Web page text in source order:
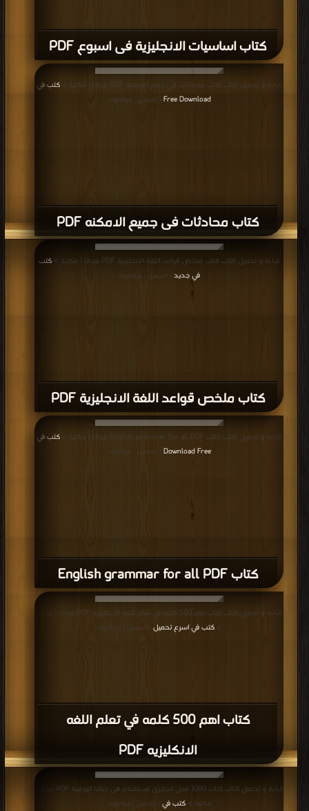
كتاب اساسيات الانجليزية فى اسبوع PDF
كتاب محادثات فى جميع الامكنه PDF
قراءة و تحميل كتاب كتاب محادثات فى جميع الامكنه PDF مجانا | مكتبة >
كتب في
Free Download | التحميل : مرة/مرات
كتاب ملخص قواعد اللغة الانجليزية PDF
قراءة و تحميل كتاب كتاب ملخص قواعد اللغة الانجليزية PDF مجانا | مكتبة >
كتب
في جديد | التحميل : مرة/مرات
كتاب English grammar for all PDF
قراءة و تحميل كتاب كتاب English grammar for all PDF مجانا | مكتبة >
كتب في
Download Free
| التحميل : مرة/مرات
كتاب اهم 500 كلمه في تعلم اللغه
الانكليزيه PDF
قراءة و تحميل كتاب كتاب اهم 500 كلمه في تعلم اللغه الانكليزيه PDF مجانا | مكتبة
>كتب في اسرع تحميل | التحميل : مرة/مرات
قراءة و تحميل كتاب كتاب 1000 فعل انجليزى مستخدم فى حياتنا اليومية PDF مجانا |
مكتبة > كتب في | التحميل : مرة/مرات